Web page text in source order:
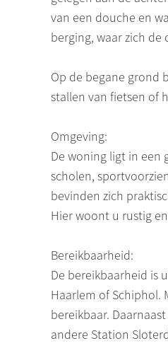
van een douche en
berging, waar zich
Op de begane grond
stallen van fietsen of
Omgeving:
De woning ligt in een
scholen,
bevinden zich
Hier woont u rustig
Bereikbaarheid:
De bereikbaarheid is
Haarlem of Schiphol.
bereikbaar.
andere Station